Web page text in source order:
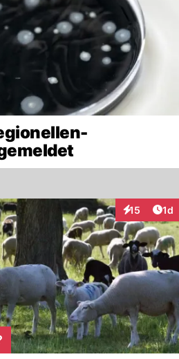
15 1d